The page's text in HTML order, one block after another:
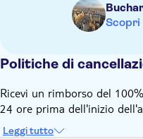
Scopri
Politiche di
Ricevi un rimborso del
24 ore prima dell'inizio
Leggi tutto